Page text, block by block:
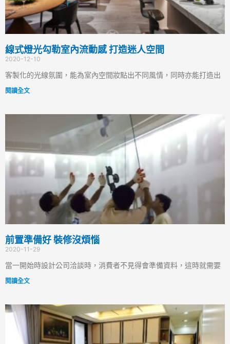
線式燈光勾勒室內流動感 打造迷人空間
2020-12-10
客製化的光線氛圍，能為室內空間妝點出不同風情，同時亦能打造出
閱讀全文
前置準備好 裝修沒煩惱
2020-11-29
當一開始時設計公司洽談時，消費者不見得會準備資料，這時就需要
閱讀全文